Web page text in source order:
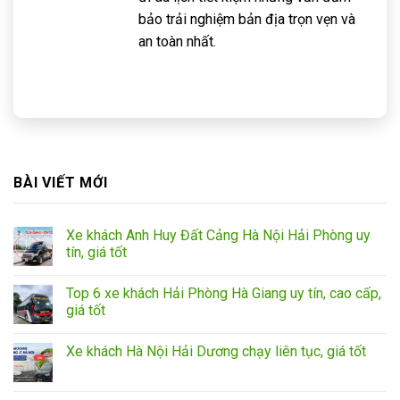
bảo trải nghiệm bản địa trọn vẹn và
an toàn nhất.
BÀI VIẾT MỚI
Xe khách Anh Huy Đất Cảng Hà Nội Hải Phòng uy
tín, giá tốt
Top 6 xe khách Hải Phòng Hà Giang uy tín, cao cấp,
giá tốt
Xe khách Hà Nội Hải Dương chạy liên tục, giá tốt